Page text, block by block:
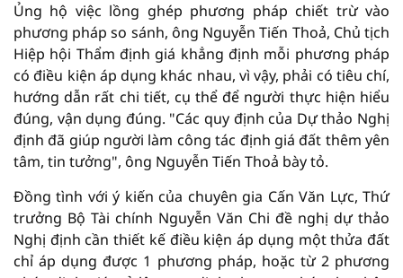
Ủng hộ việc lồng ghép phương pháp chiết trừ vào
phương pháp so sánh, ông Nguyễn Tiến Thoả, Chủ tịch
Hiệp hội Thẩm định giá khẳng định mỗi phương pháp
có điều kiện áp dụng khác nhau, vì vậy, phải có tiêu chí,
hướng dẫn rất chi tiết, cụ thể để người thực hiện hiểu
đúng, vận dụng đúng. "Các quy định của Dự thảo Nghị
định đã giúp người làm công tác định giá đất thêm yên
tâm, tin tưởng", ông Nguyễn Tiến Thoả bày tỏ.
Đồng tình với ý kiến của chuyên gia Cấn Văn Lực, Thứ
trưởng Bộ Tài chính Nguyễn Văn Chi đề nghị dự thảo
Nghị định cần thiết kế điều kiện áp dụng một thửa đất
chỉ áp dụng được 1 phương pháp, hoặc từ 2 phương